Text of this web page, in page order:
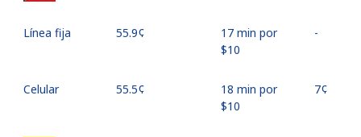
Línea fija ⁦55.9¢⁩
17 min por
⁦$10⁩
-
Celular ⁦55.5¢⁩
18 min por
⁦$10⁩
⁦7¢⁩